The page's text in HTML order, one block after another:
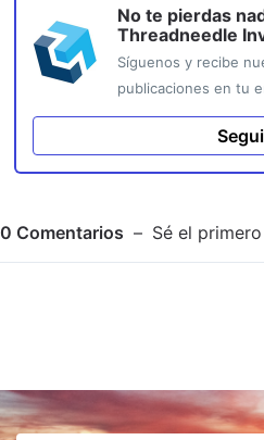
No te pierdas
Threadneedle
Síguenos y recibe
publicaciones en tu
0 Comentarios Sé el